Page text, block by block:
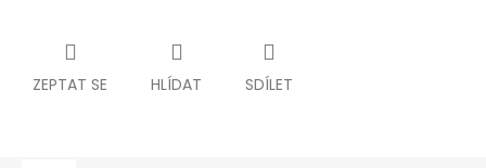
ZEPTAT SE HLÍDAT SDÍLET